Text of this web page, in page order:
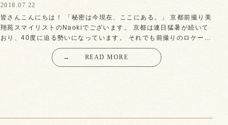
2018.07.22
皆さんこんにちは！ 「秘密は今現在、ここにある。」 京都前撮り美
翔苑スマイリストのNaokiでございます。 京都は連日猛暑が続いて
おり、40度に迫る勢いになっています。 それでも前撮りのロケー…
→ READ MORE